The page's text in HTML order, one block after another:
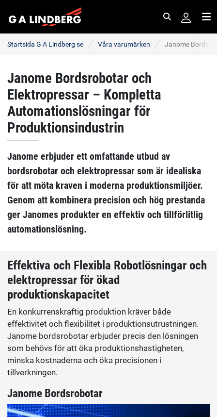
Startsida G A Lindberg se Våra varumärken Janome
Janome Bordsrobotar och
Elektropressar – Kompletta
Automationslösningar för
Produktionsindustrin
Janome erbjuder ett omfattande utbud av
bordsrobotar och elektropressar som är idealiska
för att möta kraven i moderna produktionsmiljöer.
Genom att kombinera precision och hög prestanda
ger Janomes produkter en effektiv och tillförlitlig
automationslösning.
Effektiva och Flexibla Robotlösningar och
elektropressar för ökad
produktionskapacitet
En konkurrenskraftig produktion kräver både
effektivitet och flexibilitet i produktionsutrustningen.
Janome bordsrobotar erbjuder precis den lösningen
som behövs för att öka produktionshastigheten,
minska kostnaderna och öka precisionen i
tillverkningen.
Janome Bordsrobotar